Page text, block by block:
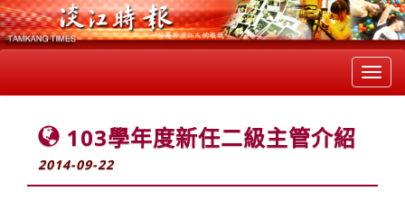
103學年度新任二級主管介紹
2014-09-22